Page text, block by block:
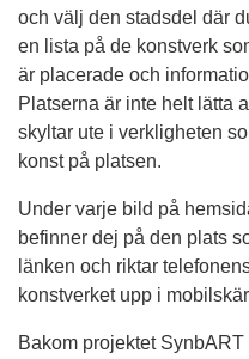
och välj den stadsdel där
en lista på de konstverk
är placerade och
Platserna är inte helt lätta
skyltar ute i verkligheten
konst på platsen.
Under varje bild på
befinner dej på den plats
länken och riktar
konstverket upp i
Bakom projektet